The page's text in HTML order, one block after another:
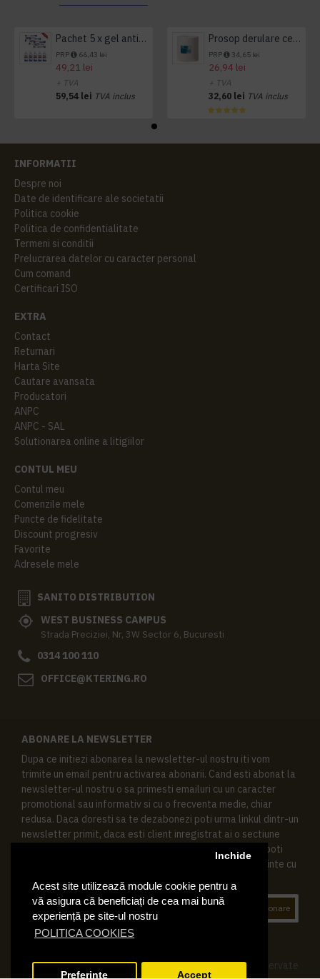
Acest site utilizează module cookie pentru a
vă asigura că beneficiați de cea mai bună
experiență pe site-ul nostru
POLITICA COOKIES
Inchide
Preferinte Accept
Pachet 5 x gel antibacterian 50ml si 3 x Servetele antibacteriene 48 buc Hygienium
PRP 66,43 lei
49,21 lei
+ TVA
59,54 lei TVA inclus
Prosop derulare centrala 1 pliu, 300 m Tork
PRP 34,65 lei
26,94 lei
+ TVA
32,60 lei TVA inclus
INFORMATII
Despre noi
Date de identificare ale societatii
Politica cookie
Politica de confidentialitate
Termeni si conditii
Prelucrarea datelor cu caracter personal
Cum comand
Certificari ISO
EXTRA
Contact
Returnari
Harta Site
Cautare avansata
Producatori
ANPC
ANPC - SAL
Solutionarea online a litigiilor
CONTUL MEU
Contul meu
Comenzile mele
Puncte de fidelitate
Discount progresiv
Favorite
Adresele mele
SANITO DISTRIBUTION
WEST BUSINESS CAMPUS
Strada Preciziei, Nr, 3W Sector 6, Bucuresti
0314 100 110
OFFICE@KTERING.RO
ABONARE LA NEWSLETTER
Dupa ce initiezi abonarea la newsletter-ul nostru iti vom
trimite un email pentru activarea abonarii. Cand esti abonat la
newsletter-ul nostru o sa primesti emailuri cu un caracter
promotional sau informativ si cu o frecventa medie, chiar
redusa. Daca doresti sa te dezabonezi poti urma linkul dintr-un
newsletter primit, daca esti client inregistrat ai o sectiune
speciala in contul tau in acest scop, si de asemenea ne poti
contacta oricand pe email pentru orice intrebari sau cerinte cu
Abonare
© 2019 Ktering.ro , Toate drepturile rezervate